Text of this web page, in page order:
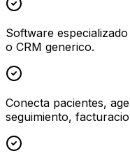
Software
o CRM generico.
Conecta pacientes,
seguimiento,